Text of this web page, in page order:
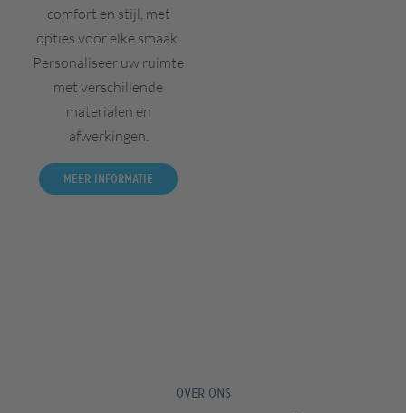
comfort en stijl, met
opties voor elke smaak.
Personaliseer uw ruimte
met verschillende
materialen en
afwerkingen.
Meer informatie
OVER ONS